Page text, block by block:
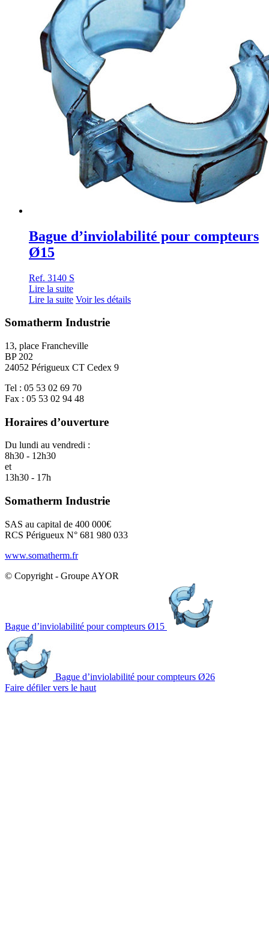
Bague d’inviolabilité pour compteurs
Ø15
Ref. 3140 S
Lire la suite
Lire la suite Voir les détails
Somatherm Industrie
13, place Francheville
BP 202
24052 Périgueux CT Cedex 9
Tel : 05 53 02 69 70
Fax : 05 53 02 94 48
Horaires d’ouverture
Du lundi au vendredi :
8h30 - 12h30
et
13h30 - 17h
Somatherm Industrie
SAS au capital de 400 000€
RCS Périgueux N° 681 980 033
www.somatherm.fr
© Copyright - Groupe AYOR
Bague d’inviolabilité pour compteurs Ø15
Bague d’inviolabilité pour compteurs Ø26
Faire défiler vers le haut